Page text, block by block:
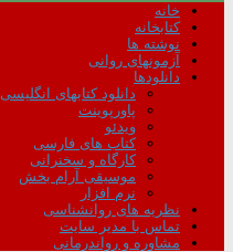
خانه
کتابخانه
نوشته ها
آزمونهای روانی
دانلودها
دانلود کتابهای انگلیسی
پاورپوینت
ویدئو
کتاب های فارسی
کارگاه و سخنرانی
موسیقی آرام بخش
نرم افزار
نظریه های روانشناسی
تماس با مدیر سایت
مشاوره و رواندرمانی